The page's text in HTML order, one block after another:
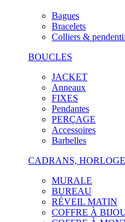
Bagues
Bracelets
Colliers &
BOUCLES
JACKET
Anneaux
FIXES
Pendantes
PERÇAGE
Accessoires
Barbelles
CADRANS,
MURALE
BUREAU
RÉVEIL MATIN
COFFRE À